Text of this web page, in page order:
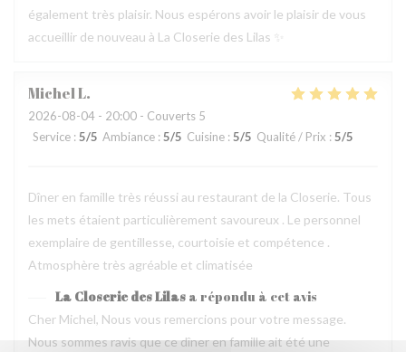
également très plaisir. Nous espérons avoir le plaisir de vous
accueillir de nouveau à La Closerie des Lilas ✨
MichelL
2026-08-04 - 20:00 - Couverts 5
Service : 5/5 Ambiance : 5/5 Cuisine : 5/5 Qualité / Prix : 5/5
Dîner en famille très réussi au restaurant de la Closerie. Tous
les mets étaient particulièrement savoureux . Le personnel
exemplaire de gentillesse, courtoisie et compétence .
Atmosphère très agréable et climatisée
La Closerie des Lilas a répondu à cet avis
Cher Michel, Nous vous remercions pour votre message.
Nous sommes ravis que ce dîner en famille ait été une